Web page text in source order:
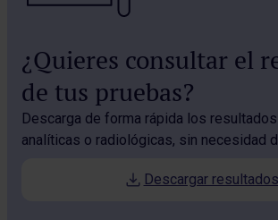
¿Quieres consultar el
de tus pruebas?
Descarga de forma rápida los
analíticas o radiológicas, sin necesidad
Descargar resultados